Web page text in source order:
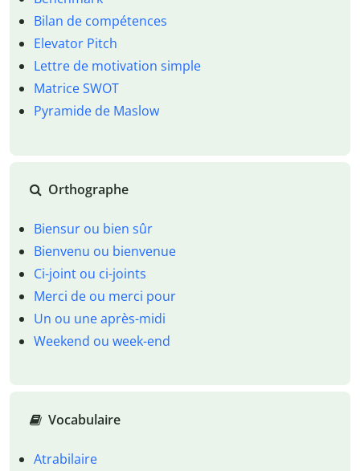
Bilan de compétences
Elevator Pitch
Lettre de motivation simple
Matrice SWOT
Pyramide de Maslow
Orthographe
Biensur ou bien sûr
Bienvenu ou bienvenue
Ci-joint ou ci-joints
Merci de ou merci pour
Un ou une après-midi
Weekend ou week-end
Vocabulaire
Atrabilaire